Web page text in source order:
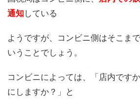
通知 している
ようですが、コンビニ側はそこま
いうことでしょう。
コンビニによっては、「店内です
にしますか？」と